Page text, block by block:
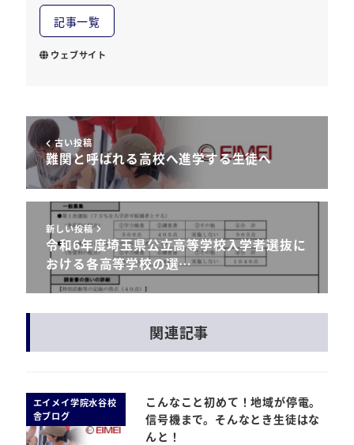
記事一覧
ウェブサイト
古い投稿
難関と呼ばれる高校へ進学する生徒へ
新しい投稿
令和6年度埼玉県公立高等学校入学者選抜に
おける各高等学校の選…
関連記事
エイメイ学院水谷校
舎ブログ
こんなこと初めて！地域が停電。
信号機まで。そんなとき生徒はな
んと！